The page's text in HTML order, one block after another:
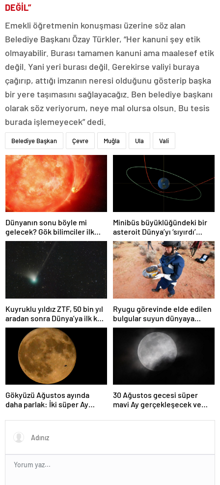
DEĞİL”
Emekli öğretmenin konuşması üzerine söz alan
Belediye Başkanı Özay Türkler, “Her kanuni şey etik
olmayabilir. Burası tamamen kanuni ama maalesef etik
değil. Yani yeri burası değil. Gerekirse valiyi buraya
çağırıp, attığı imzanın neresi olduğunu gösterip başka
bir yere taşımasını sağlayacağız. Ben belediye başkanı
olarak söz veriyorum, neye mal olursa olsun. Bu tesis
burada işlemeyecek” dedi.
Belediye Başkan Çevre Muğla Ula Vali
Dünyanın sonu böyle mi
gelecek? Gök bilimciler ilk
kez sönen yıldızın gezegeni
yutmasına tanık oldu
Minibüs büyüklüğündeki bir
asteroit Dünya’yı ‘sıyırdı’
geçti
Kuyruklu yıldız ZTF, 50 bin yıl
aradan sonra Dünya’ya ilk kez
çok yaklaşacak
Ryugu görevinde elde edilen
bulgular suyun dünyaya
asteroitlerce getirilmiş
olabileceğini gösteriyor
Gökyüzü Ağustos ayında
daha parlak: İki süper Ay
30 Ağustos gecesi süper
mavi Ay gerçekleşecek ve
olacak